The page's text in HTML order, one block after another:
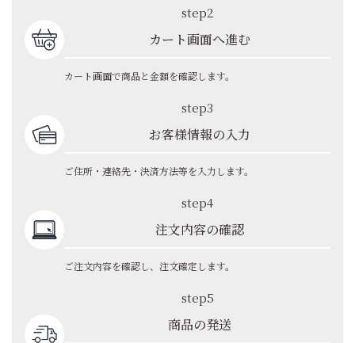
step2
カート画面へ進む
カート画面で商品と金額を確認します。
step3
お客様情報の入力
ご住所・連絡先・決済方法等を入力します。
step4
注文内容の確認
ご注文内容を確認し、注文確定します。
step5
商品の発送